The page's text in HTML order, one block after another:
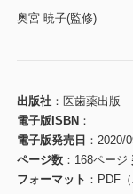
奥宮 暁子(監修)
出版社
医歯薬出版
電子版ISBN
電子版発売日
2020/
ページ数
168ページ
フォーマット
PDF